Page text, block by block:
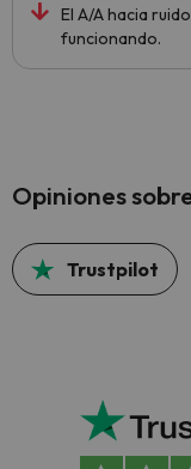
El A/A hacia
funcionando.
Opiniones
Trustpilot